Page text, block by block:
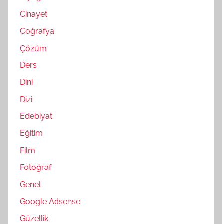
Cinayet
Coğrafya
Çözüm
Ders
Dini
Dizi
Edebiyat
Eğitim
Film
Fotoğraf
Genel
Google Adsense
Güzellik